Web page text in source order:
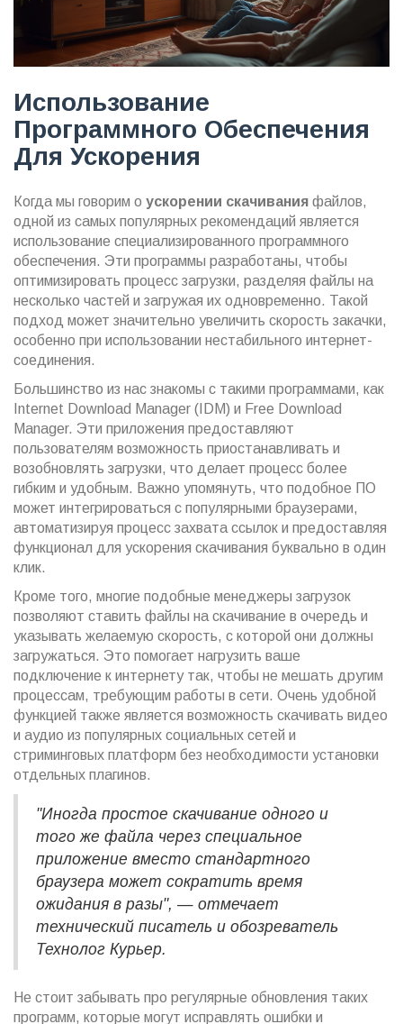
Использование
Программного Обеспечения
Для Ускорения
Когда мы говорим о ускорении скачивания файлов,
одной из самых популярных рекомендаций является
использование специализированного программного
обеспечения. Эти программы разработаны, чтобы
оптимизировать процесс загрузки, разделяя файлы на
несколько частей и загружая их одновременно. Такой
подход может значительно увеличить скорость закачки,
особенно при использовании нестабильного интернет-
соединения.
Большинство из нас знакомы с такими программами, как
Internet Download Manager (IDM) и Free Download
Manager. Эти приложения предоставляют
пользователям возможность приостанавливать и
возобновлять загрузки, что делает процесс более
гибким и удобным. Важно упомянуть, что подобное ПО
может интегрироваться с популярными браузерами,
автоматизируя процесс захвата ссылок и предоставляя
функционал для ускорения скачивания буквально в один
клик.
Кроме того, многие подобные менеджеры загрузок
позволяют ставить файлы на скачивание в очередь и
указывать желаемую скорость, с которой они должны
загружаться. Это помогает нагрузить ваше
подключение к интернету так, чтобы не мешать другим
процессам, требующим работы в сети. Очень удобной
функцией также является возможность скачивать видео
и аудио из популярных социальных сетей и
стриминговых платформ без необходимости установки
отдельных плагинов.
"Иногда простое скачивание одного и
того же файла через специальное
приложение вместо стандартного
браузера может сократить время
ожидания в разы", — отмечает
технический писатель и обозреватель
Технолог Курьер.
Не стоит забывать про регулярные обновления таких
программ, которые могут исправлять ошибки и